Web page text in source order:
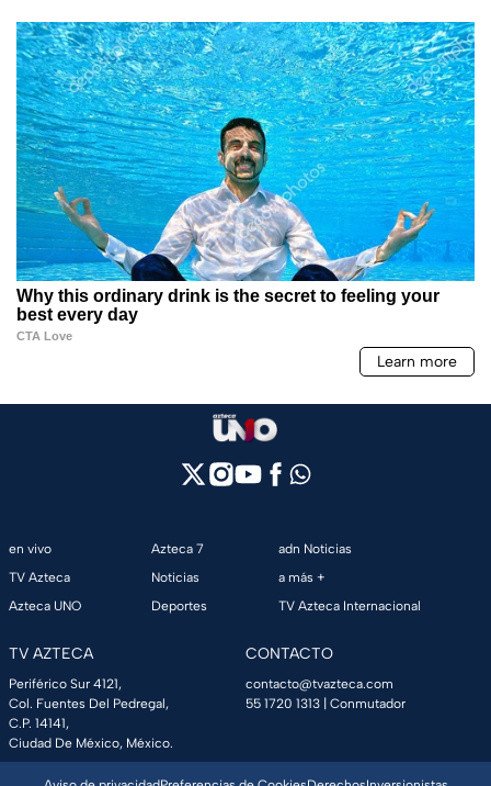
en vivo
TV Azteca
Azteca UNO
Azteca 7
Noticias
Deportes
adn Noticias
a más +
TV Azteca Internacional
TV AZTECA
Periférico Sur 4121,
Col. Fuentes Del Pedregal,
C.P. 14141,
Ciudad De México, México.
CONTACTO
contacto@tvazteca.com
55 1720 1313 | Conmutador